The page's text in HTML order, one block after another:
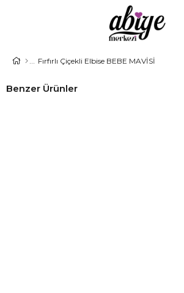
Fırfırlı Çiçekli Elbise BEBE MAVİSİ
Benzer Ürünler